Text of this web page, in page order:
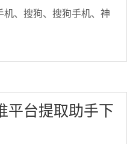
、搜狗、搜狗手机、神
平台提取助手下